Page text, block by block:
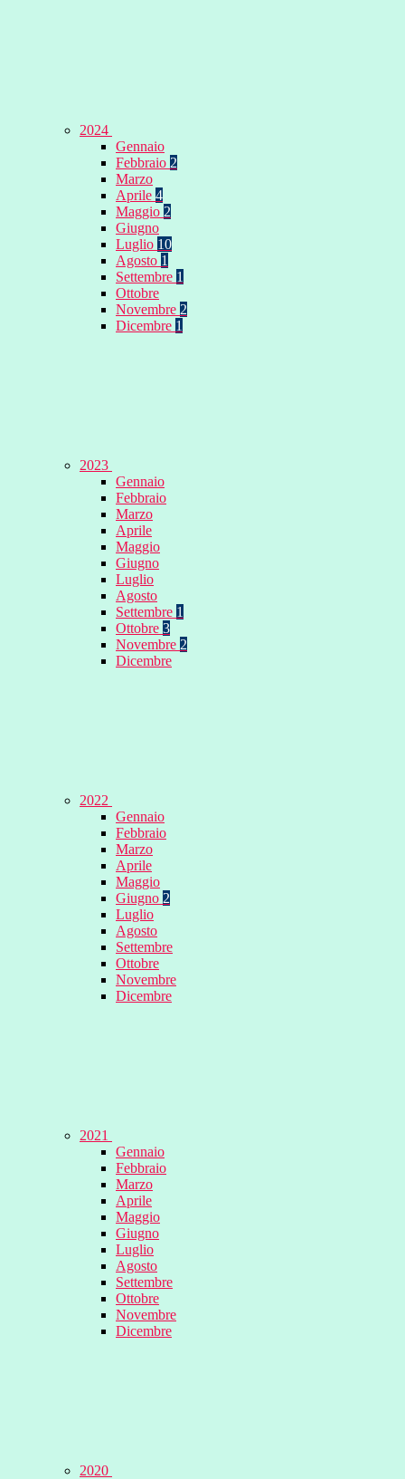
2024
Gennaio
Febbraio 2
Marzo
Aprile 4
Maggio 2
Giugno
Luglio 10
Agosto 1
Settembre 1
Ottobre
Novembre 2
Dicembre 1
2023
Gennaio
Febbraio
Marzo
Aprile
Maggio
Giugno
Luglio
Agosto
Settembre 1
Ottobre 3
Novembre 2
Dicembre
2022
Gennaio
Febbraio
Marzo
Aprile
Maggio
Giugno 2
Luglio
Agosto
Settembre
Ottobre
Novembre
Dicembre
2021
Gennaio
Febbraio
Marzo
Aprile
Maggio
Giugno
Luglio
Agosto
Settembre
Ottobre
Novembre
Dicembre
2020